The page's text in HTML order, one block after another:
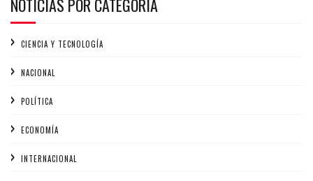
NOTICIAS POR CATEGORIA
CIENCIA Y TECNOLOGÍA
NACIONAL
POLÍTICA
ECONOMÍA
INTERNACIONAL